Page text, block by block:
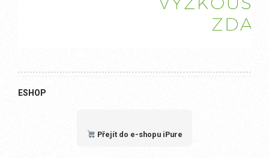
ESHOP
Přejít do e-shopu iPure